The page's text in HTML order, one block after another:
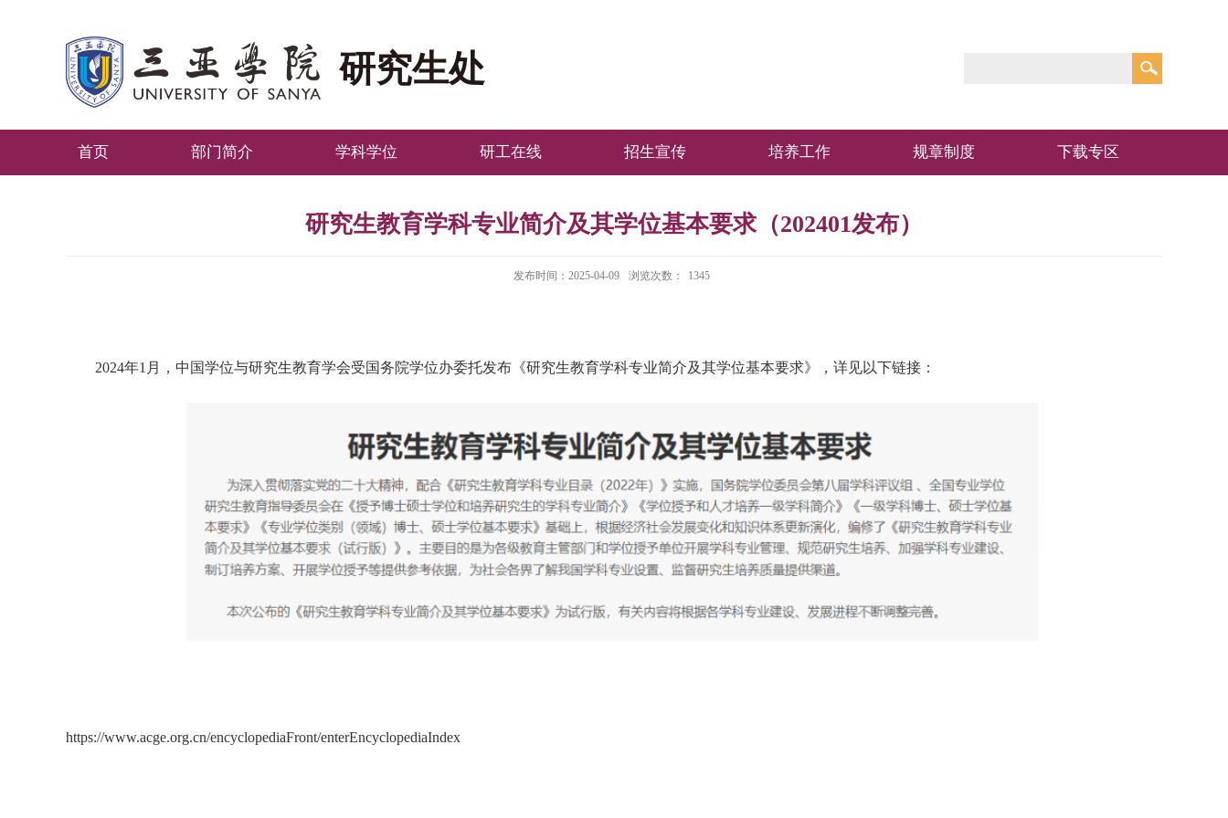
研究生处
首页 部门简介 学科学位 研工在线 招生宣传 培养工作 规章制度 下载专区
研究生教育学科专业简介及其学位基本要求（202401发布）
发布时间：2025-04-09 浏览次数： 1345
2024年1 月，中国学位与研究生教育学会受国务院学位办委托发布《研究生教育学科专业简介及其学位基本要求》，详见以下链接：
https://www.acge.org.cn/encyclopediaFront/enterEncyclopediaIndex